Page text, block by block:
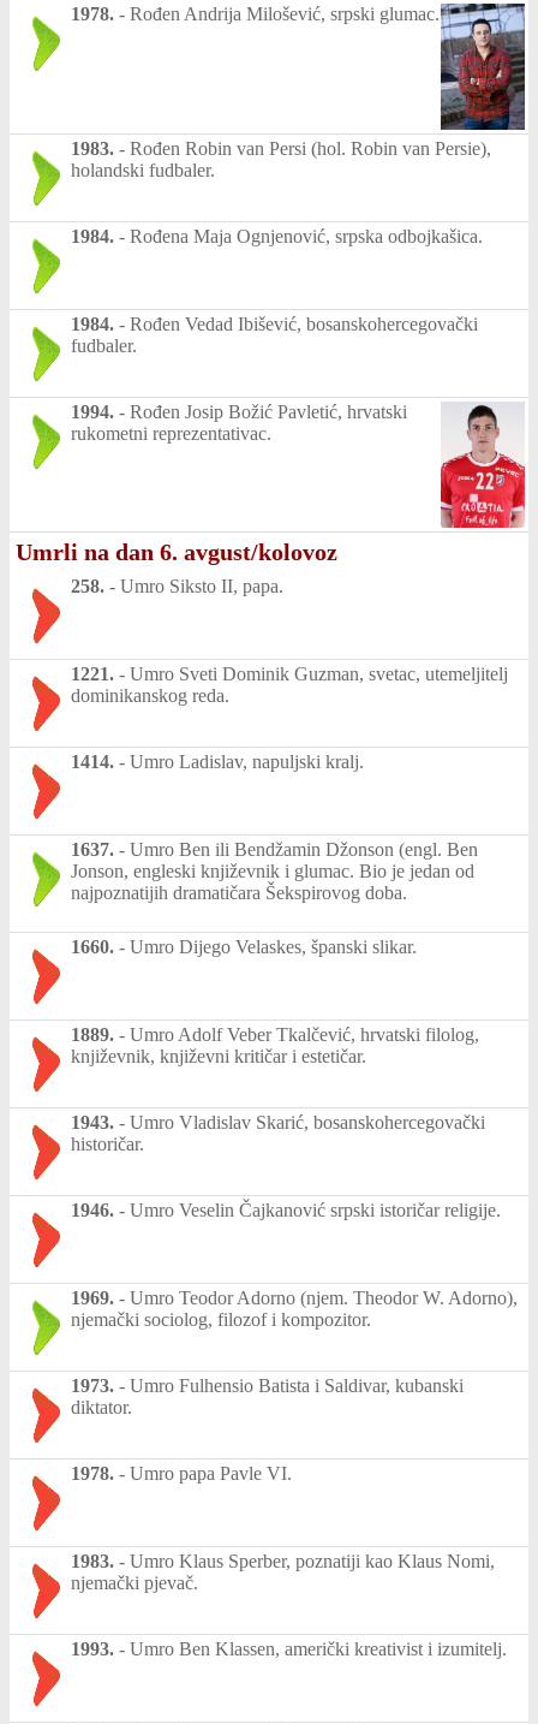
1978. - Rođen Andrija Milošević, srpski glumac.
1983. - Rođen Robin van Persi (hol. Robin van Persie),
holandski fudbaler.
1984. - Rođena Maja Ognjenović, srpska odbojkašica.
1984. - Rođen Vedad Ibišević, bosanskohercegovački
fudbaler.
1994. - Rođen Josip Božić Pavletić, hrvatski
rukometni reprezentativac.
Umrli na dan 6. avgust/kolovoz
258. - Umro Siksto II, papa.
1221. - Umro Sveti Dominik Guzman, svetac, utemeljitelj
dominikanskog reda.
1414. - Umro Ladislav, napuljski kralj.
1637. - Umro Ben ili Bendžamin Džonson (engl. Ben
Jonson, engleski književnik i glumac. Bio je jedan od
najpoznatijih dramatičara Šekspirovog doba.
1660. - Umro Dijego Velaskes, španski slikar.
1889. - Umro Adolf Veber Tkalčević, hrvatski filolog,
književnik, književni kritičar i estetičar.
1943. - Umro Vladislav Skarić, bosanskohercegovački
historičar.
1946. - Umro Veselin Čajkanović srpski istoričar religije.
1969. - Umro Teodor Adorno (njem. Theodor W. Adorno),
njemački sociolog, filozof i kompozitor.
1973. - Umro Fulhensio Batista i Saldivar, kubanski
diktator.
1978. - Umro papa Pavle VI.
1983. - Umro Klaus Sperber, poznatiji kao Klaus Nomi,
njemački pjevač.
1993. - Umro Ben Klassen, američki kreativist i izumitelj.